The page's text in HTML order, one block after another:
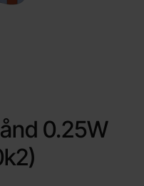
0.25W